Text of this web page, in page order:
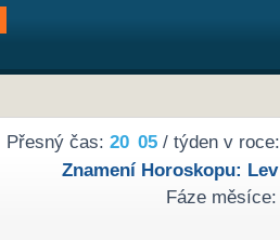
Přesný čas: 20 05/ týden v roce:
Znamení Horoskopu: Lev
Fáze měsíce: